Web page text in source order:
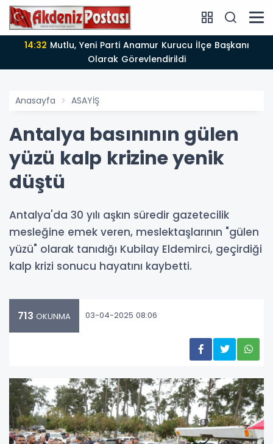
14:12Anamur'da Kasten öldürmeye teşebbüs şüphelisi
tutuklandı
Anasayfa ASAYİŞ
Antalya basınının gülen
yüzü kalp krizine yenik
düştü
Antalya'da 30 yılı aşkın süredir gazetecilik
mesleğine emek veren, meslektaşlarının "gülen
yüzü" olarak tanıdığı Kubilay Eldemirci, geçirdiği
kalp krizi sonucu hayatını kaybetti.
713 OKUNMA 03-04-2025 08:06